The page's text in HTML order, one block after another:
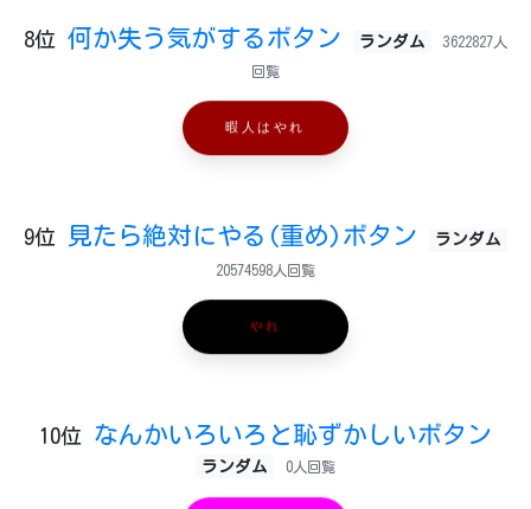
8位 何か失う気がするボタン ランダム 3622827人
回覧
暇人はやれ
9位 見たら絶対にやる(重め)ボタン ランダム
20574598人回覧
やれ
10位 なんかいろいろと恥ずかしいボタン
ランダム 0人回覧